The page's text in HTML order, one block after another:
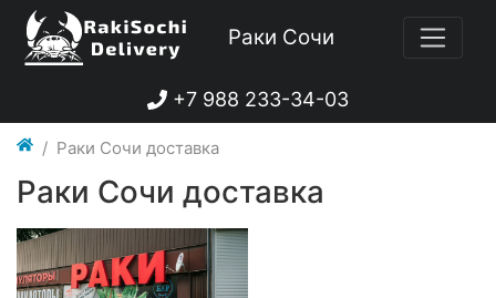
Раки Сочи
+7 988 233-34-03
Раки Сочи доставка
Раки Сочи доставка